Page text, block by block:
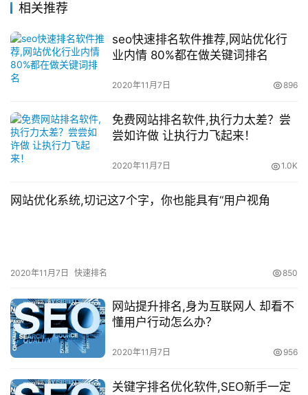
相关推荐
seo快速排名软件推荐,网站优化行
业内情 80%都在做关键词排名
2020年11月7日 896
免费网站排名软件,执行力太差？尝
尝如许做 让执行力飞起来！
2020年11月7日 1.0K
网站优化系统,切记这7个字，你也能具有“用户视角
2020年11月7日 快速排名 850
网站提升排名,身为互联网人 却看不
懂用户行动怎么办？
2020年11月7日 956
关键字排名优化软件,SEO新手一定